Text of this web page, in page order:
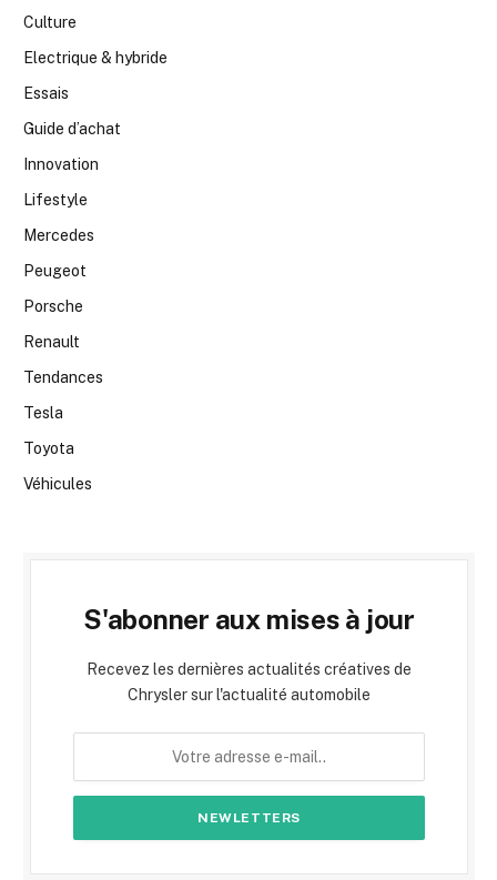
Culture
Electrique & hybride
Essais
Guide d’achat
Innovation
Lifestyle
Mercedes
Peugeot
Porsche
Renault
Tendances
Tesla
Toyota
Véhicules
S'abonner aux mises à jour
Recevez les dernières actualités créatives de
Chrysler sur l'actualité automobile